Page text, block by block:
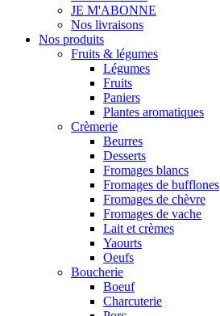
JE M'ABONNE
Nos livraisons
Nos produits
Fruits & légumes
Légumes
Fruits
Paniers
Plantes aromatiques
Crèmerie
Beurres
Desserts
Fromages blancs
Fromages de bufflones
Fromages de chèvre
Fromages de vache
Lait et crèmes
Yaourts
Oeufs
Boucherie
Boeuf
Charcuterie